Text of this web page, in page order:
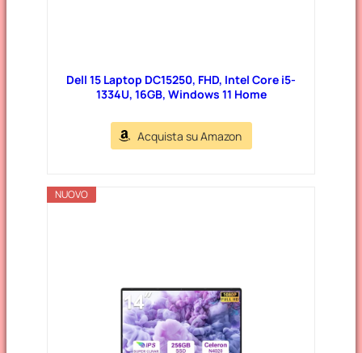
Dell 15 Laptop DC15250, FHD, Intel Core i5-
1334U, 16GB, Windows 11 Home
Acquista su Amazon
NUOVO